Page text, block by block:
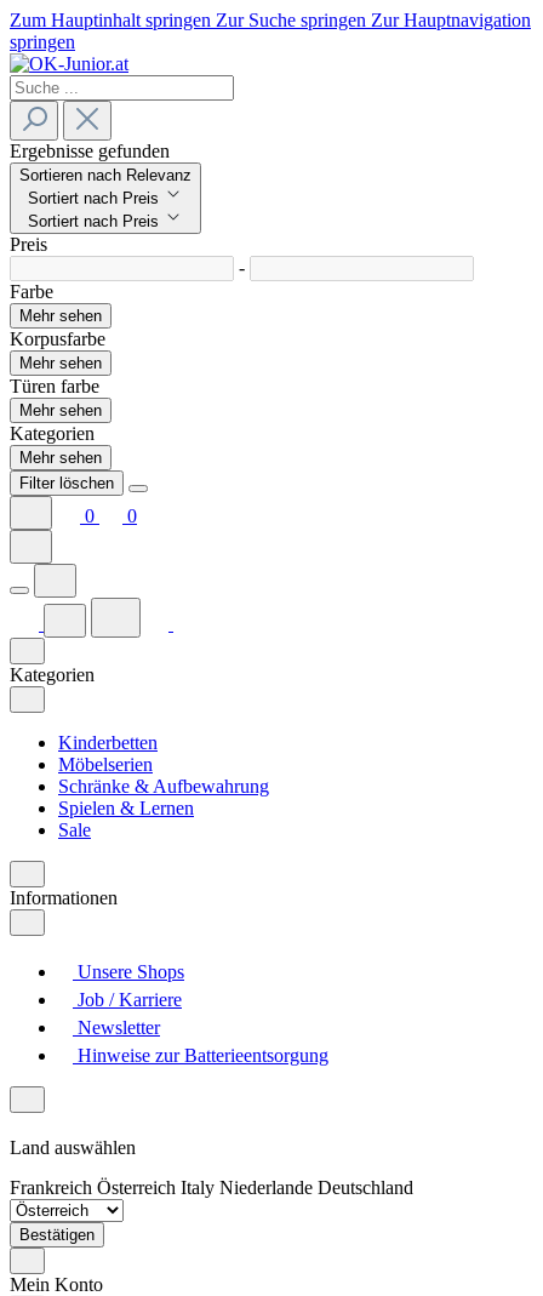
Zum Hauptinhalt springen Zur Suche springen Zur Hauptnavigation
springen
Ergebnisse gefunden
Sortieren nach Relevanz
Sortiert nach Preis
Sortiert nach Preis
Preis
-
Farbe
Mehr sehen
Korpusfarbe
Mehr sehen
Türen farbe
Mehr sehen
Kategorien
Mehr sehen
Filter löschen
0 0
Kategorien
Kinderbetten
Möbelserien
Schränke & Aufbewahrung
Spielen & Lernen
Sale
Informationen
Unsere Shops
Job / Karriere
Newsletter
Hinweise zur Batterieentsorgung
Land auswählen
Frankreich Österreich Italy Niederlande Deutschland
Bestätigen
Mein Konto